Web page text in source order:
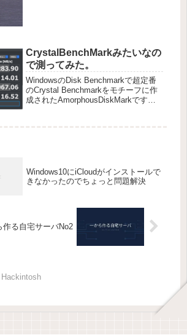
CrystalBenchMarkみたいなの
で測ってみた。
WindowsのDisk Benchmarkで超定番
のCrystal Benchmarkをモチーフに作
成されたAmorphousDiskMarkです
Windows10にiCloudがインストールで
きなかったのでちょっと問題解決
作る自宅サーバNo2
Hackintosh